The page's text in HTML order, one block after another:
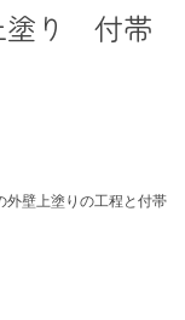
り 付帯
外壁上塗りの工程と付帯